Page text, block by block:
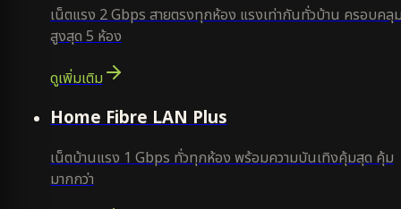
เน็ตแรง 2 Gbps สายตรงทุกห้อง แรงเท่ากันทั่วบ้าน ครอบคลุ
สูงสุด 5 ห้อง
ดูเพิ่มเติม
Home Fibre LAN Plus
เน็ตบ้านแรง 1 Gbps ทั่วทุกห้อง พร้อมความบันเทิงคุ้มสุด คุ้ม
มากกว่า